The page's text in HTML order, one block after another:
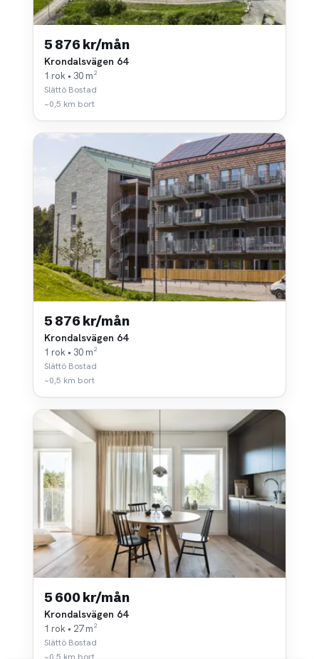
5 876 kr/mån
Krondalsvägen 64
1 rok • 30 m²
Slättö Bostad
~0,5 km bort
5 876 kr/mån
Krondalsvägen 64
1 rok • 30 m²
Slättö Bostad
~0,5 km bort
5 600 kr/mån
Krondalsvägen 64
1 rok • 27 m²
Slättö Bostad
~0,5 km bort